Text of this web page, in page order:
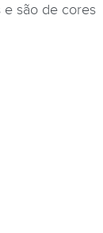
são de cores